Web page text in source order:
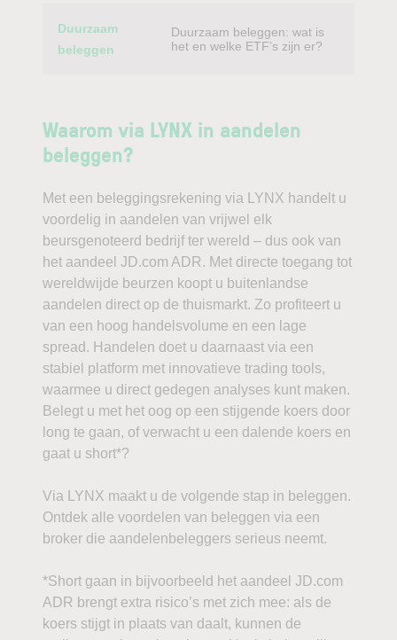
Duurzaam
beleggen
Duurzaam beleggen: wat is
het en welke ETF’s zijn er?
Waarom via LYNX in aandelen
beleggen?
Met een beleggingsrekening via LYNX handelt u
voordelig in aandelen van vrijwel elk
beursgenoteerd bedrijf ter wereld – dus ook van
het aandeel JD.com ADR. Met directe toegang tot
wereldwijde beurzen koopt u buitenlandse
aandelen direct op de thuismarkt. Zo profiteert u
van een hoog handelsvolume en een lage
spread. Handelen doet u daarnaast via een
stabiel platform met innovatieve trading tools,
waarmee u direct gedegen analyses kunt maken.
Belegt u met het oog op een stijgende koers door
long te gaan, of verwacht u een dalende koers en
gaat u short*?
Via LYNX maakt u de volgende stap in beleggen.
Ontdek alle voordelen van beleggen via een
broker die aandelenbeleggers serieus neemt.
*Short gaan in bijvoorbeeld het aandeel JD.com
ADR brengt extra risico’s met zich mee: als de
koers stijgt in plaats van daalt, kunnen de